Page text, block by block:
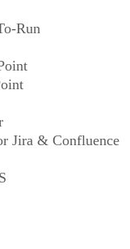
Run
Jira & Confluence